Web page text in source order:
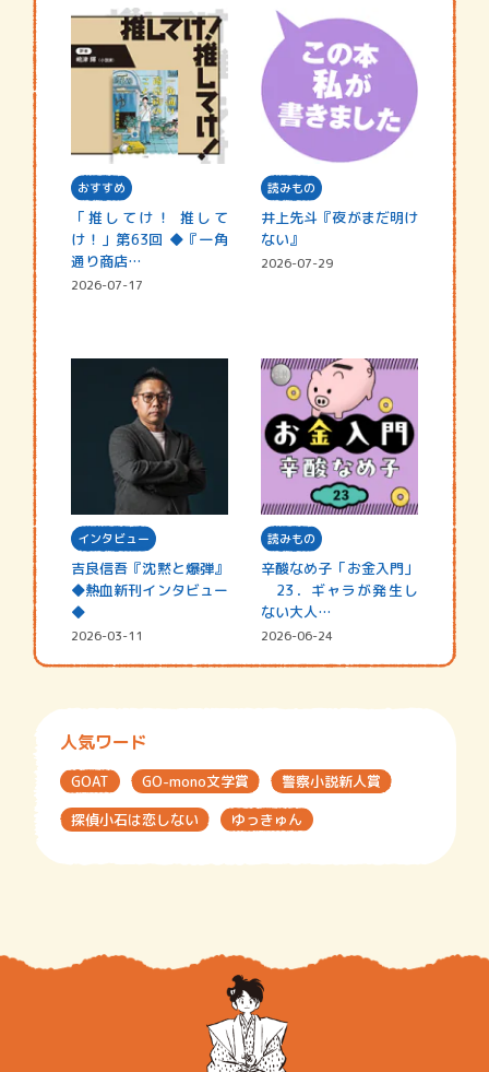
おすすめ
「推してけ！ 推して
け！」第63回 ◆『一角
通り商店…
2026-07-17
読みもの
井上先斗『夜がまだ明け
ない』
2026-07-29
インタビュー
吉良信吾『沈黙と爆弾』
◆熱血新刊インタビュー
◆
2026-03-11
読みもの
辛酸なめ子「お金入門」
23．ギャラが発生し
ない大人…
2026-06-24
人気ワード
GOAT GO-mono文学賞
警察小説新人賞
探偵小石は恋しない
ゆっきゅん